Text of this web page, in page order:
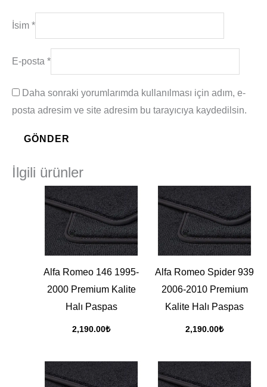
İsim *
E-posta *
Daha sonraki yorumlarımda kullanılması için adım, e-
posta adresim ve site adresim bu tarayıcıya kaydedilsin.
İlgili ürünler
Alfa Romeo 146 1995-
2000 Premium Kalite
Halı Paspas
2,190.00₺
Alfa Romeo Spider 939
2006-2010 Premium
Kalite Halı Paspas
2,190.00₺